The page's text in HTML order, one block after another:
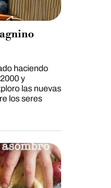
haciendo
y
las nuevas
los seres